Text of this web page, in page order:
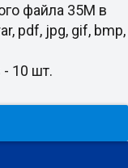
файла 35M в
pdf, jpg, gif, bmp,
10 шт.